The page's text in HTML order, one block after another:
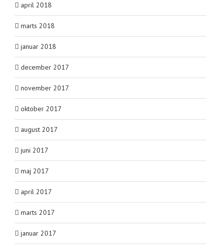
april 2018
marts 2018
januar 2018
december 2017
november 2017
oktober 2017
august 2017
juni 2017
maj 2017
april 2017
marts 2017
januar 2017